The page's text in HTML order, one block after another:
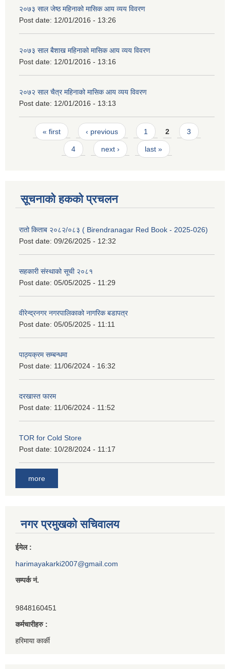
२०७३ साल जेष्ठ महिनाको मासिक आय व्यय विवरण
Post date: 12/01/2016 - 13:26
२०७३ साल बैशाख महिनाको मासिक आय व्यय विवरण
Post date: 12/01/2016 - 13:16
२०७२ साल चैत्र महिनाको मासिक आय व्यय विवरण
Post date: 12/01/2016 - 13:13
Pages
« first ‹ previous 1 2 3
4 next › last »
सूचनाको हकको प्रचलन
रातो किताब २०८२/०८३ ( Birendranagar Red Book - 2025-026)
Post date: 09/26/2025 - 12:32
सहकारी संस्थाको सूची २०८१
Post date: 05/05/2025 - 11:29
वीरेन्द्रनगर नगरपालिकाको नागरिक बडापत्र
Post date: 05/05/2025 - 11:11
पाठ्यक्रम सम्बन्धमा
Post date: 11/06/2024 - 16:32
दरखास्त फारम
Post date: 11/06/2024 - 11:52
TOR for Cold Store
Post date: 10/28/2024 - 11:17
more
नगर प्रमुखको सचिवालय
ईमेल :
harimayakarki2007@gmail.com
सम्पर्क नं.
9848160451
कर्मचारीहरु :
हरिमाया कार्की